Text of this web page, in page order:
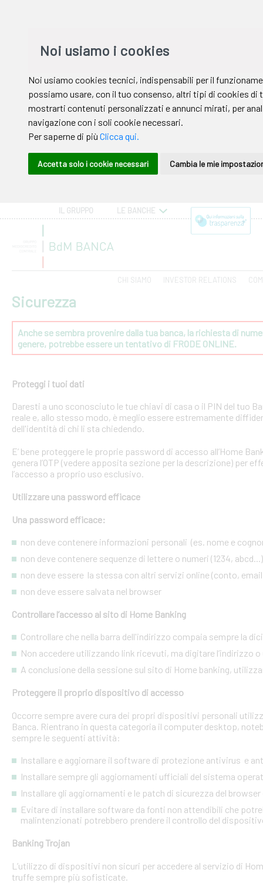
IL GRUPPO LE BANCHE
CHI SIAMO INVESTOR RELATIONS
Sicurezza
Anche se sembra provenire dalla tua banca, la richiesta di
genere, potrebbe essere un tentativo di FRODE ONLINE.
Proteggi i tuoi dati
Daresti a uno sconosciuto le tue chiavi di casa o il PIN del tuo
reale e, allo stesso modo, è meglio essere estremamente
dell'identità di chi li sta chiedendo.
E’ bene proteggere le proprie password di accesso all’Home
genera l’OTP (vedere apposita sezione per la descrizione) per
l’accesso a proprio uso esclusivo.
Utilizzare una password efficace
Una password efficace:
non deve contenere informazioni personali (es. nome e
non deve contenere sequenze di lettere o numeri (1234, abcd...)
non deve essere la stessa con altri servizi online (conto,
non deve essere salvata nel browser
Controllare l’accesso al sito di Home Banking
Controllare che nella barra dell'indirizzo compaia sempre la
Non accedere utilizzando link ricevuti, ma digitare l’indirizzo
A conclusione della sessione sul sito di Home banking,
Proteggere il proprio dispositivo di accesso
Occorre sempre avere cura dei propri dispositivi personali
Banca. Rientrano in questa categoria il computer desktop,
sempre le seguenti attività:
Installare e aggiornare il software di protezione antivirus e
Installare sempre gli aggiornamenti ufficiali del sistema
Installare gli aggiornamenti e le patch di sicurezza del
Evitare di installare software da fonti non attendibili che
malintenzionati potrebbero prendere il controllo del
Banking Trojan
L’utilizzo di dispositivi non sicuri per accedere al servizio di
truffe sempre più sofisticate.